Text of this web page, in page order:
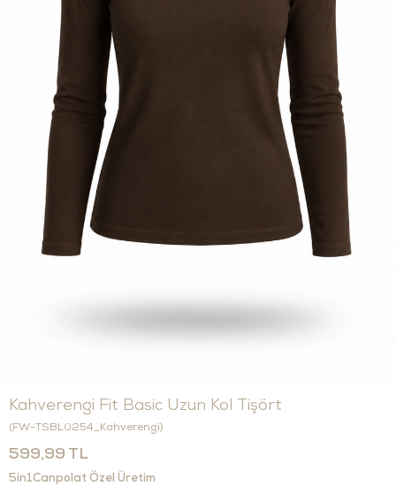
Kahverengi Fit Basic Uzun Kol Tişört
(FW-TSBL0254_Kahverengi)
599,99 TL
5in1Canpolat Özel Üretim